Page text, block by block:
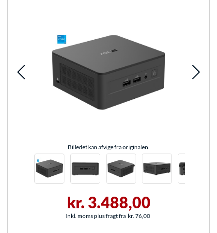
Billedet kan afvige fra originalen.
kr. 3.488,00
Inkl. moms plus fragt fra kr. 76,00